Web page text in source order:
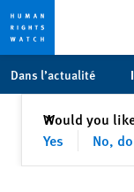
toto
content
Dans l’actualité
Would you
Yes
No,
✕Fermer